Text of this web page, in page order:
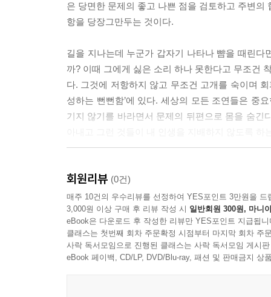
은 당면한 문제의 좋고 나쁜 점을 검토하고 주변
항을 당장그만두는 것이다.
길을 지나는데 누군가 갑자기 나타나 뺨을 때린
까? 이때 그에게 싫은 소리 하나 못한다고 무조건
다. 그것에 저항하지 않고 무조건 고개를 숙이며
성하는 뻔뻔함’에 있다. 세상의 모든 조연들은 중
기지 않기를 바라면서 문제의 뒤편으로 몸을 숨긴
회원리뷰 (0건)
매주 10건의 우수리뷰를 선정하여 YES포인트 3만원을 드
3,000원 이상 구매 후 리뷰 작성 시 일반회원 300원, 마니
eBook은 다운로드 후 작성한 리뷰만 YES포인트 지급됩니
클래스는 첫번째 회차 주문확정 시점부터 마지막 회차 주
사락 독서모임으로 진행된 클래스는 사락 독서모임 게시
eBook 페이백, CD/LP, DVD/Blu-ray, 패션 및 판매금지 상